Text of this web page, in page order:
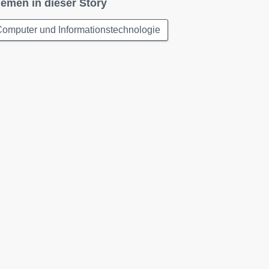
in dieser Story
und Informationstechnologie